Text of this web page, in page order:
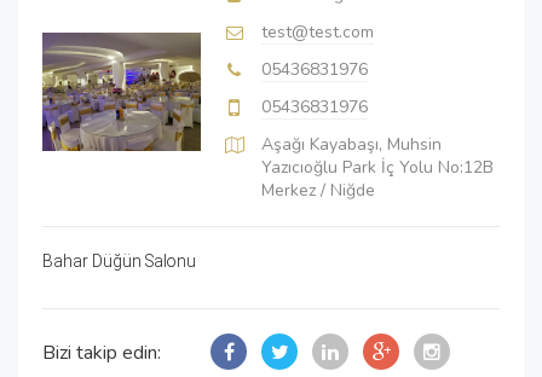
test@test.com
05436831976
05436831976
Aşağı Kayabaşı, Muhsin
Yazıcıoğlu Park İç Yolu No:12B
Merkez / Niğde
Bahar Düğün Salonu
Bizi takip edin: